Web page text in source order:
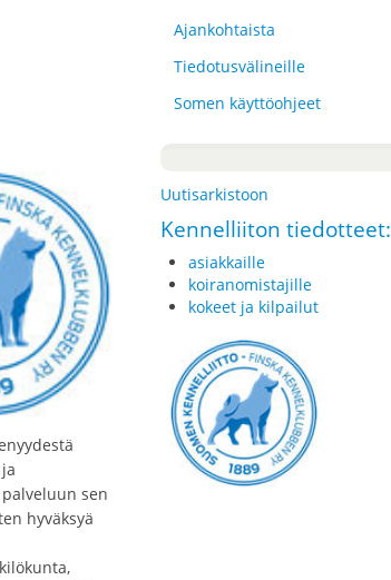
sen
hyväksyä
Ajankohtaista
Tiedotusvälineille
Somen käyttöohjeet
Uutisarkistoon
Kennelliiton tiedotteet:
asiakkaille
koiranomistajille
kokeet ja kilpailut